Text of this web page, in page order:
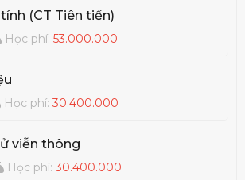
ty hoạt động trong các lĩnh vực
thực tiễn như hóa học, môi
như công nghệ sinh học, môi
vật liệu. Đặc biệt, sinh viên có
(CT Tiên tiến)
Học phí:53.000.000
Học phí:30.400.000
viễn thông
Học phí:30.400.000